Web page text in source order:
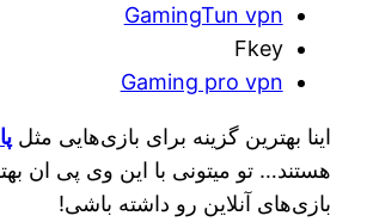
GamingTun vpn
Fkey
Gaming pro vpn
اینا بهترین گزینه برای بازی‌هایی مثل
هستند… تو میتونی با این وی پی ان
بازی‌های آنلاین رو داشته باشی!